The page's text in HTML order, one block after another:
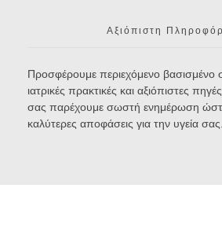
Αξιόπιστη
Προσφέρουμε περιεχόμενο βασισμένο
ιατρικές πρακτικές και αξιόπιστες
σας παρέχουμε σωστή ενημέρωση
καλύτερες αποφάσεις για την υγεία σας.